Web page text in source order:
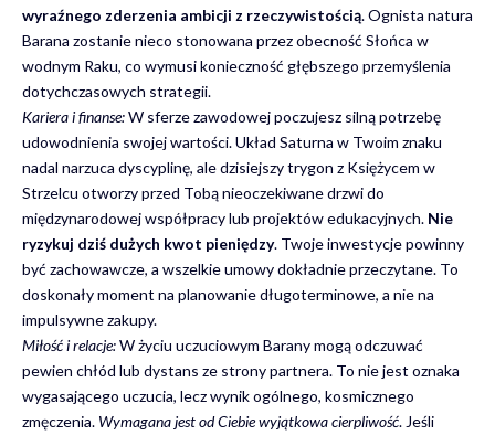
wyraźnego zderzenia ambicji z rzeczywistością. Ognista natura
Barana zostanie nieco stonowana przez obecność Słońca w
wodnym Raku, co wymusi konieczność głębszego przemyślenia
dotychczasowych strategii.
Kariera i finanse:W sferze zawodowej poczujesz silną potrzebę
udowodnienia swojej wartości. Układ Saturna w Twoim znaku
nadal narzuca dyscyplinę, ale dzisiejszy trygon z Księżycem w
Strzelcu otworzy przed Tobą nieoczekiwane drzwi do
międzynarodowej współpracy lub projektów edukacyjnych. Nie
ryzykuj dziś dużych kwot pieniędzy. Twoje inwestycje powinny
być zachowawcze, a wszelkie umowy dokładnie przeczytane. To
doskonały moment na planowanie długoterminowe, a nie na
impulsywne zakupy.
Miłość i relacje:W życiu uczuciowym Barany mogą odczuwać
pewien chłód lub dystans ze strony partnera. To nie jest oznaka
wygasającego uczucia, lecz wynik ogólnego, kosmicznego
zmęczenia. Wymagana jest od Ciebie wyjątkowa cierpliwość. Jeśli